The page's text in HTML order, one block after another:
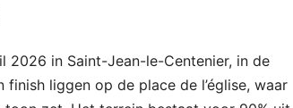
2026 in Saint-Jean-le-Centenier, in de
liggen op de place de l’église, waar